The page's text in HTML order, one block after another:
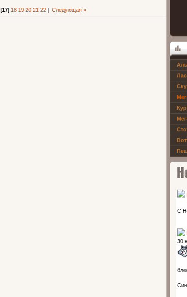
[17] 18 19 20 21 22 | Следующая »